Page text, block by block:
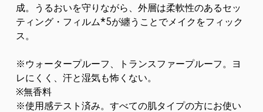
成。うるおいを守りながら、外層は柔軟性のあるセッ
ティング・フィルム*5が纏うことでメイクをフィック
ス。
※ウォータープルーフ、トランスファープルーフ。ヨ
レにくく、汗と湿気も怖くない。
※無香料
※使用感テスト済み。すべての肌タイプの方にお使い